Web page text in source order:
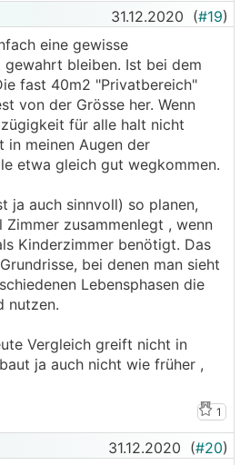
31.12.2020 (#19)
eine gewisse
gewahrt bleiben. Ist bei dem
fast 40m2 "Privatbereich"
von der Grösse her. Wenn
für alle halt nicht
in meinen Augen der
etwa gleich gut wegkommen.
ja auch sinnvoll) so planen,
Zimmer zusammenlegt , wenn
Kinderzimmer benötigt. Das
bei denen man sieht
Lebensphasen die
nutzen.
Vergleich greift nicht in
ja auch nicht wie früher ,
1
31.12.2020 (#20)